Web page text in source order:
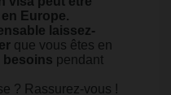
Europe.
laissez-
que vous êtes en
besoins pendant
? Rassurez-vous !